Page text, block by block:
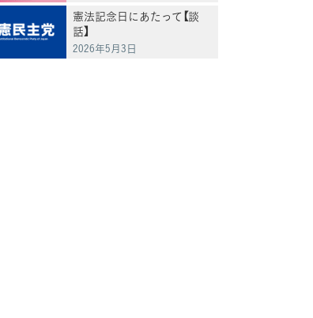
憲法記念日にあたって【談
話】
2026年5月3日